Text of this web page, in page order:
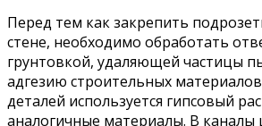
Перед тем как закрепить
стене, необходимо обработать
грунтовкой, удаляющей частицы
адгезию строительных
деталей используется гипсовый
аналогичные материалы. В каналы